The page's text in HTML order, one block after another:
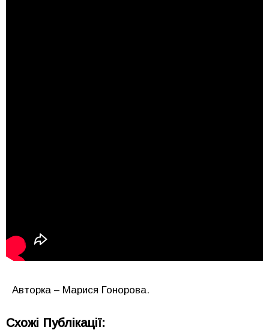
Авторка – Марися Гонорова.
Схожі Публікації: